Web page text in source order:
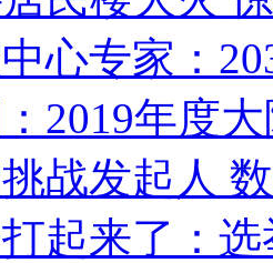
心专家：
2019年度
战发起人
起来了：